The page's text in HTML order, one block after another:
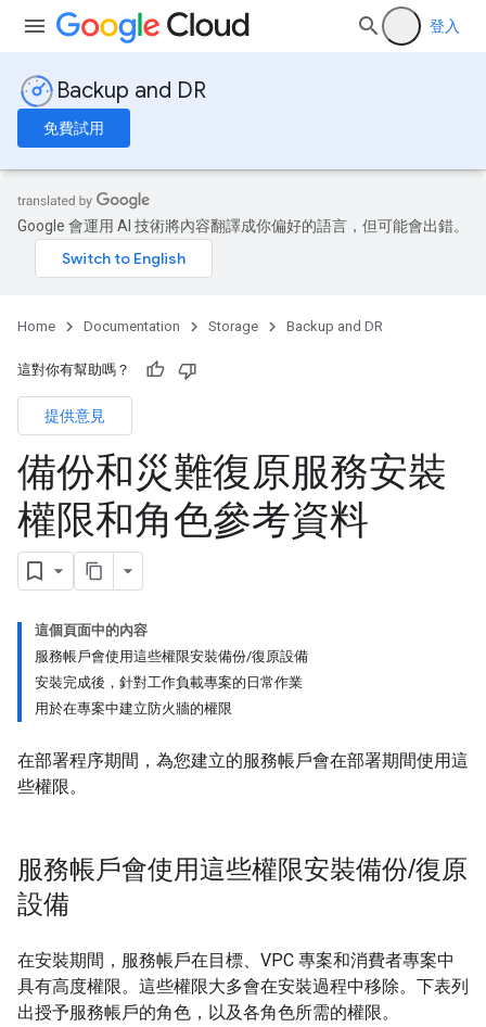
登入
Backup and DR
免費試用
Google 會運用 AI 技術將內容翻譯成你偏好的語言，但可能會出錯。
Home Documentation Storage Backup and DR
這對你有幫助嗎？
提供意見
備份和災難復原服務安裝
權限和角色參考資料
這個頁面中的內容
服務帳戶會使用這些權限安裝備份/復原設備
安裝完成後，針對工作負載專案的日常作業
用於在專案中建立防火牆的權限
在部署程序期間，為您建立的服務帳戶會在部署期間使用這
些權限。
服務帳戶會使用這些權限安裝備份/復原
設備
在安裝期間，服務帳戶在目標、VPC 專案和消費者專案中
具有高度權限。這些權限大多會在安裝過程中移除。下表列
出授予服務帳戶的角色，以及各角色所需的權限。